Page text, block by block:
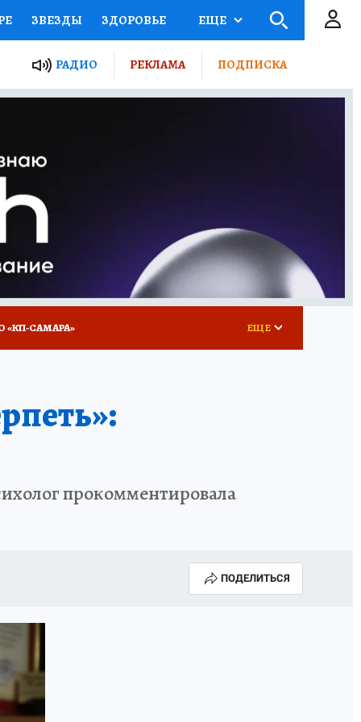
ЗВЕЗДЫ ЗДОРОВЬЕ
ПРОЕКТЫ РОССИИ
ПУТЕВОДИТЕЛЬ
ЕЩЕ
РАДИО РЕКЛАМА ПОДПИСКА
«КП-САМАРА»
ДЕНЬ ПОБЕДЫ В САМАРЕ 2025
ЕЩЕ
прокомментировала
ПОДЕЛИТЬСЯ